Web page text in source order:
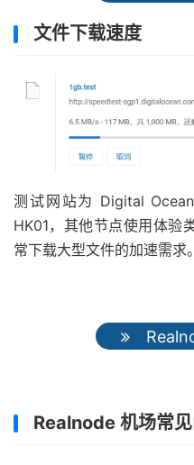
文件下载速度
测试网站为 Digital
HK01，其他节点使用体验
常下载大型文件的加速需求。
Realnode 机场常